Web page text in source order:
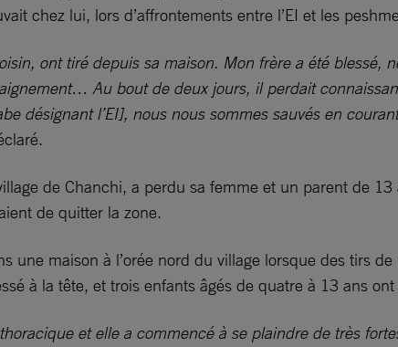
chez lui, lors d’affrontements entre l’EI et les
ont tiré depuis sa maison. Mon frère a été
Au bout de deux jours, il perdait
désignant l’EI], nous nous sommes sauvés en
de Chanchi, a perdu sa femme et un parent de
de quitter la zone.
une maison à l’orée nord du village lorsque des tirs
à la tête, et trois enfants âgés de quatre à 13 ans ont
et elle a commencé à se plaindre de très